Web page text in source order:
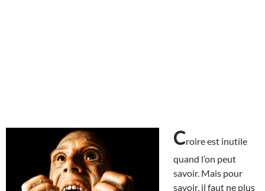
Croire est inutile
quand l’on peut
savoir. Mais pour
savoir, il faut ne plus